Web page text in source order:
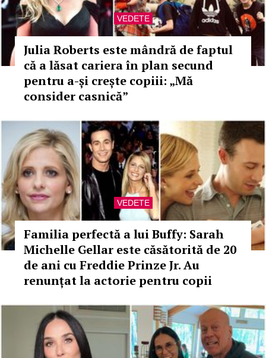
VEDETE
Julia Roberts este mândră de faptul
că a lăsat cariera în plan secund
pentru a-și crește copiii: „Mă
consider casnică”
VEDETE
Familia perfectă a lui Buffy: Sarah
Michelle Gellar este căsătorită de 20
de ani cu Freddie Prinze Jr. Au
renunțat la actorie pentru copii